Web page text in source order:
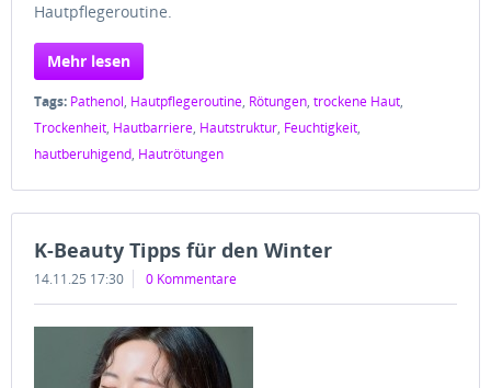
Hautpflegeroutine.
Mehr lesen
Tags: Pathenol, Hautpflegeroutine, Rötungen, trockene Haut,
Trockenheit, Hautbarriere, Hautstruktur, Feuchtigkeit,
hautberuhigend, Hautrötungen
K-Beauty Tipps für den Winter
14.11.25 17:30 0 Kommentare